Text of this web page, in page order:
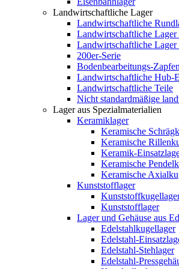
Landwirtschaftliche Lager
Landwirtschaftliche
Landwirtschaftliche
Landwirtschaftliche Lager
200er-Serie
Bodenbearbeitungs-
Landwirtschaftliche Hub-
Landwirtschaftliche Teile
Nicht standardmäßige
Lager aus Spezialmaterialien
Keramiklager
Keramische
Keramische
Keramik-
Keramische
Keramische
Kunststofflager
Kunststofflager
Lager und Gehäuse aus
Edelstahlkugellager
Edelstahl-
Edelstahl-Stehlager
Edelstahl-